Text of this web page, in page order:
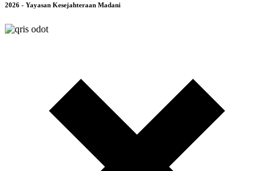
2026 - Yayasan Kesejahteraan Madani